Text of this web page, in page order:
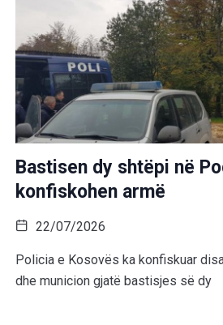
Bastisen dy shtëpi në
konfiskohen armë
22/07/2026
Policia e Kosovës ka konfiskuar
dhe municion gjatë bastisjes së dy